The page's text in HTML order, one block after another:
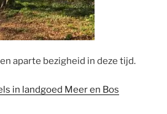
aparte bezigheid in deze tijd.
in landgoed Meer en Bos